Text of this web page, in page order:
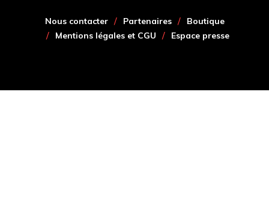
Nous contacter Partenaires
Boutique
Mentions légales et CGU
Espace presse